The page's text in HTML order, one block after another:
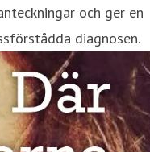
och ger en
diagnosen.